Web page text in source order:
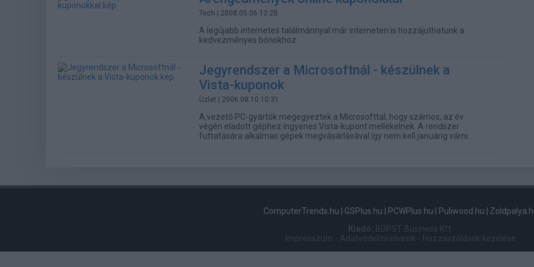
Tech | 2008.05.06 12:28
A legújabb internetes találmánnyal már interneten is hozzájuthatunk a
kedvezményes bónokhoz.
Jegyrendszer a Microsoftnál - készülnek a
Vista-kuponok
Üzlet | 2006.08.10 10:31
A vezető PC-gyártók megegyeztek a Microsofttal, hogy számos, az év
végén eladott géphez ingyenes Vista-kupont mellékelnek. A rendszer
futtatására alkalmas gépek megvásárlásával így nem kell januárig várni.
ComputerTrends.hu GSPlus.hu PCWPlus.hu Puliwood.hu
Kiadó:
BDPST Business Kft.
Impresszum - Adatvédelmi elveink - Hozzászólások kezelése